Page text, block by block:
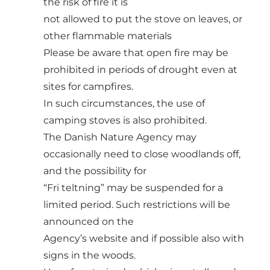
the risk of fire it is
not allowed to put the stove on leaves, or
other flammable materials
Please be aware that open fire may be
prohibited in periods of drought even at
sites for campfires.
In such circumstances, the use of
camping stoves is also prohibited.
The Danish Nature Agency may
occasionally need to close woodlands off,
and the possibility for
“Fri teltning” may be suspended for a
limited period. Such restrictions will be
announced on the
Agency’s website and if possible also with
signs in the woods.